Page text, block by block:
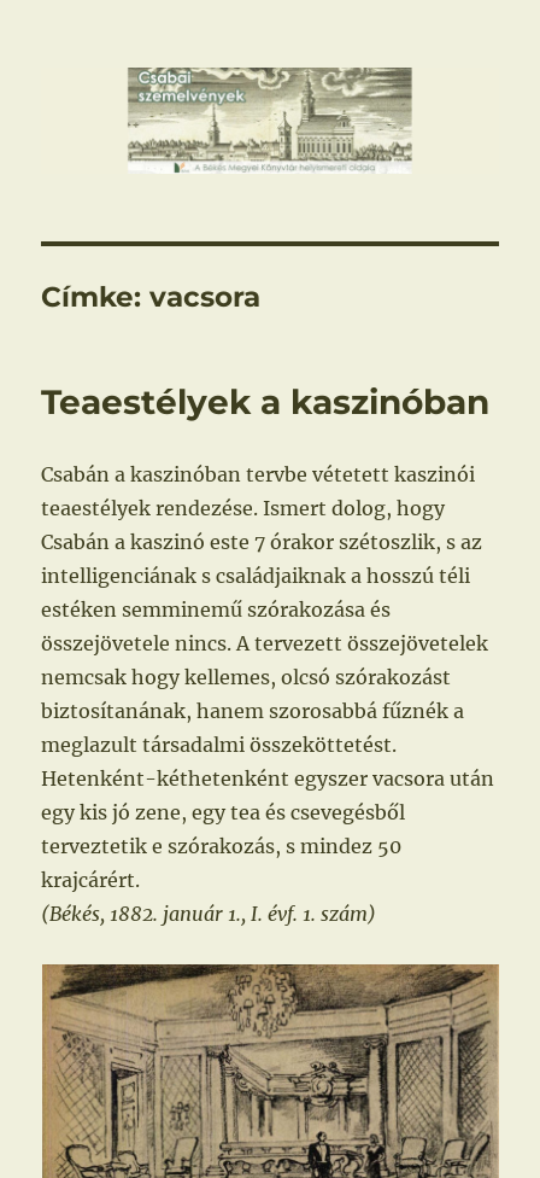
Csabai szemelvények
Címke:vacsora
Teaestélyek a kaszinóban
Csabán a kaszinóban tervbe vétetett kaszinói
teaestélyek rendezése. Ismert dolog, hogy
Csabán a kaszinó este 7 órakor szétoszlik, s az
intelligenciának s családjaiknak a hosszú téli
estéken semminemű szórakozása és
összejövetele nincs. A tervezett összejövetelek
nemcsak hogy kellemes, olcsó szórakozást
biztosítanának, hanem szorosabbá fűznék a
meglazult társadalmi összeköttetést.
Hetenként-kéthetenként egyszer vacsora után
egy kis jó zene, egy tea és csevegésből
terveztetik e szórakozás, s mindez 50
krajcárért.
(Békés, 1882. január 1., I. évf. 1. szám)